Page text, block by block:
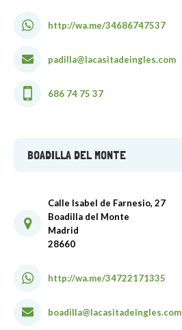
http://wa.me/34686747537
padilla@lacasitadeingles.com
686 74 75 37
BOADILLA DEL MONTE
Calle Isabel de Farnesio, 27
Boadilla del Monte
Madrid
28660
http://wa.me/34722171335
boadilla@lacasitadeingles.com